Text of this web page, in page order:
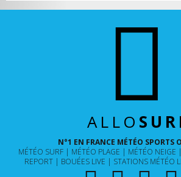
ALLO
N°1 EN FRANCE MÉTÉO SPORTS
MÉTÉO SURF
MÉTÉO PLAGE MÉTÉO NEIGE
REPORT
BOUÉES LIVE STATIONS MÉTÉO